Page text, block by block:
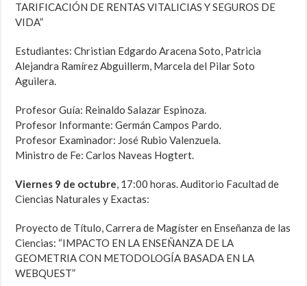
TARIFICACIÓN DE RENTAS VITALICIAS Y SEGUROS DE
VIDA”
Estudiantes: Christian Edgardo Aracena Soto, Patricia
Alejandra Ramírez Abguillerm, Marcela del Pilar Soto
Aguilera.
Profesor Guía: Reinaldo Salazar Espinoza.
Profesor Informante: Germán Campos Pardo.
Profesor Examinador: José Rubio Valenzuela.
Ministro de Fe: Carlos Naveas Hogtert.
Viernes 9 de octubre, 17:00 horas. Auditorio Facultad de
Ciencias Naturales y Exactas:
Proyecto de Título, Carrera de Magíster en Enseñanza de las
Ciencias: “IMPACTO EN LA ENSEÑANZA DE LA
GEOMETRIA CON METODOLOGÍA BASADA EN LA
WEBQUEST”